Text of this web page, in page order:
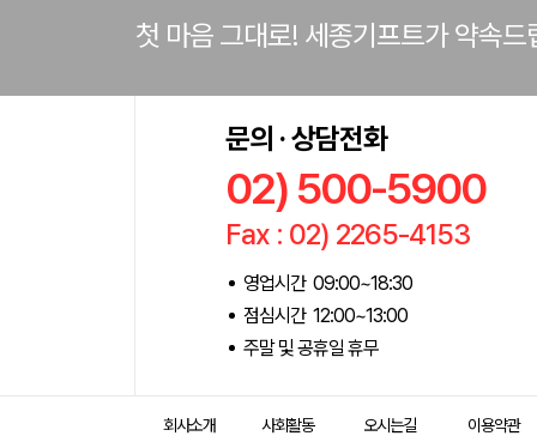
첫 마음 그대로! 세종기프트가 약속드
문의 · 상담전화
02) 500-5900
Fax : 02) 2265-4153
영업시간 09:00~18:30
점심시간 12:00~13:00
주말 및 공휴일 휴무
회사소개 사회활동 오시는길 이용약관